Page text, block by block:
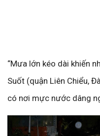
“Mưa lớn kéo dài khiến
Suốt (quận Liên Chiểu,
có nơi mực nước dâng